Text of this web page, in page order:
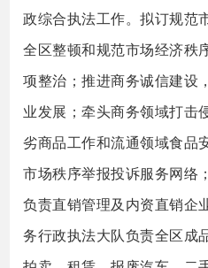
政综合执法工作。拟订规范
全区整顿和规范市场经济秩
项整治；推进商务诚信建设
业发展；牵头商务领域打击
劣商品工作和流通领域食品
市场秩序举报投诉服务网络
负责直销管理及内资直销企
务行政执法大队负责全区成